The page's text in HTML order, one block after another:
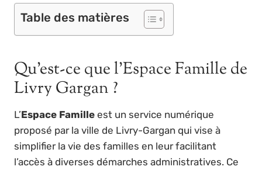
Table des matières
Qu’est-ce que l’Espace Famille de
Livry Gargan ?
L’Espace Famille est un service numérique
proposé par la ville de Livry-Gargan qui vise à
simplifier la vie des familles en leur facilitant
l’accès à diverses démarches administratives. Ce